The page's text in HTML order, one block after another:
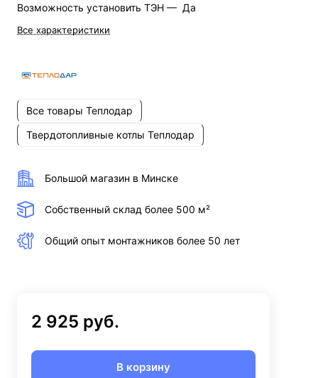
Возможность установить ТЭН — Да
Все характеристики
Все товары Теплодар
Твердотопливные котлы Теплодар
Большой магазин в Минске
Собственный склад более 500 м²
Общий опыт монтажников более 50 лет
2 925 руб.
В корзину